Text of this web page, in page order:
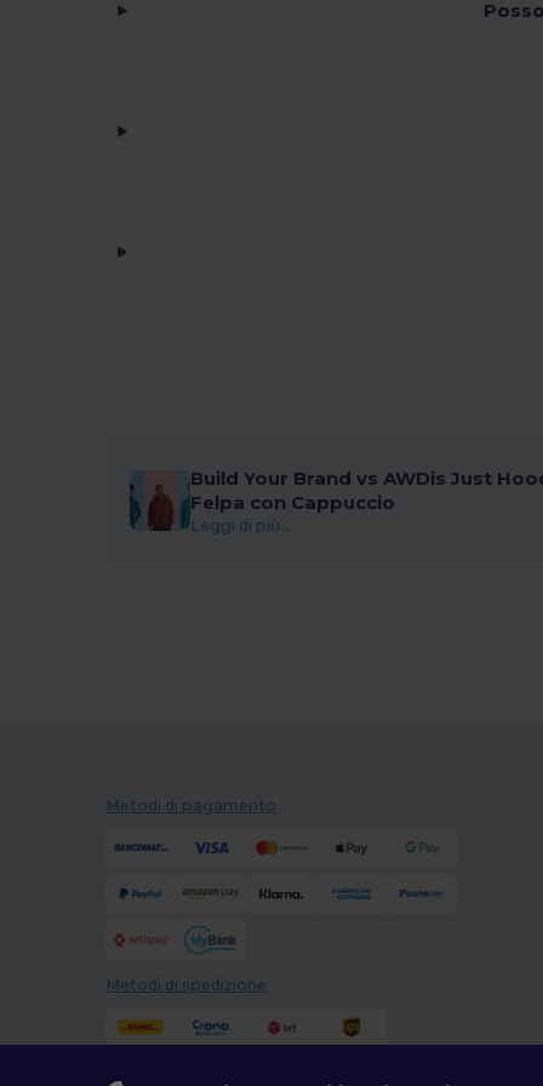
Build Your Brand vs AWDis Just
Felpa con Cappuccio
Leggi di più...
Metodi di pagamento
Metodi di spedizione